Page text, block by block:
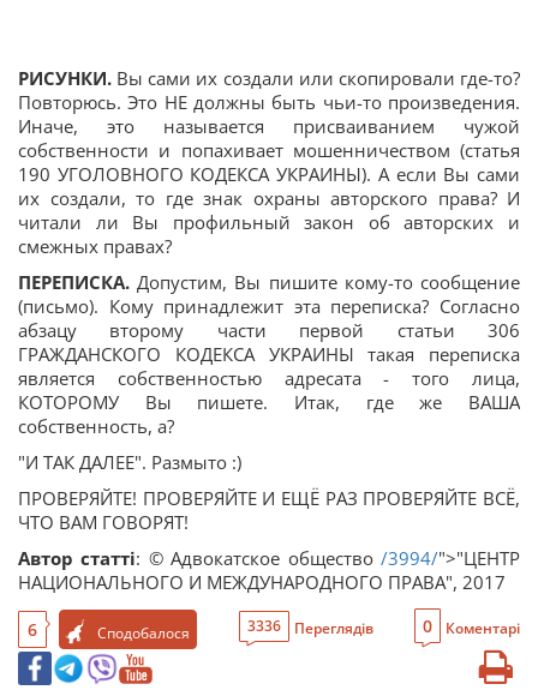
РИСУНКИ. Вы сами их создали или скопировали где-то?
Повторюсь. Это НЕ должны быть чьи-то произведения.
Иначе, это называется присваиванием чужой
собственности и попахивает мошенничеством (статья
190 УГОЛОВНОГО КОДЕКСА УКРАИНЫ). А если Вы сами
их создали, то где знак охраны авторского права? И
читали ли Вы профильный закон об авторских и
смежных правах?
ПЕРЕПИСКА. Допустим, Вы пишите кому-то сообщение
(письмо). Кому принадлежит эта переписка? Согласно
абзацу второму части первой статьи 306
ГРАЖДАНСКОГО КОДЕКСА УКРАИНЫ такая переписка
является собственностью адресата - того лица,
КОТОРОМУ Вы пишете. Итак, где же ВАША
собственность, а?
"И ТАК ДАЛЕЕ". Размыто :)
ПРОВЕРЯЙТЕ! ПРОВЕРЯЙТЕ И ЕЩЁ РАЗ ПРОВЕРЯЙТЕ ВСЁ,
ЧТО ВАМ ГОВОРЯТ!
Автор статті: © Адвокатское общество/3994/">"ЦЕНТР
НАЦИОНАЛЬНОГО И МЕЖДУНАРОДНОГО ПРАВА", 2017
6 Сподобалося 3336 Переглядів 0 Коментарі